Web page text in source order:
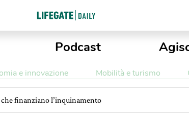
Podcast
e innovazione Mobilità e turismo
finanziano l’inquinamento